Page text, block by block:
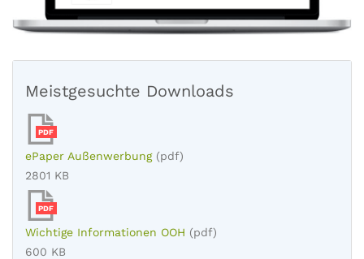
Meistgesuchte Downloads
PDF
ePaper Außenwerbung (pdf)
2801 KB
PDF
Wichtige Informationen OOH (pdf)
600 KB